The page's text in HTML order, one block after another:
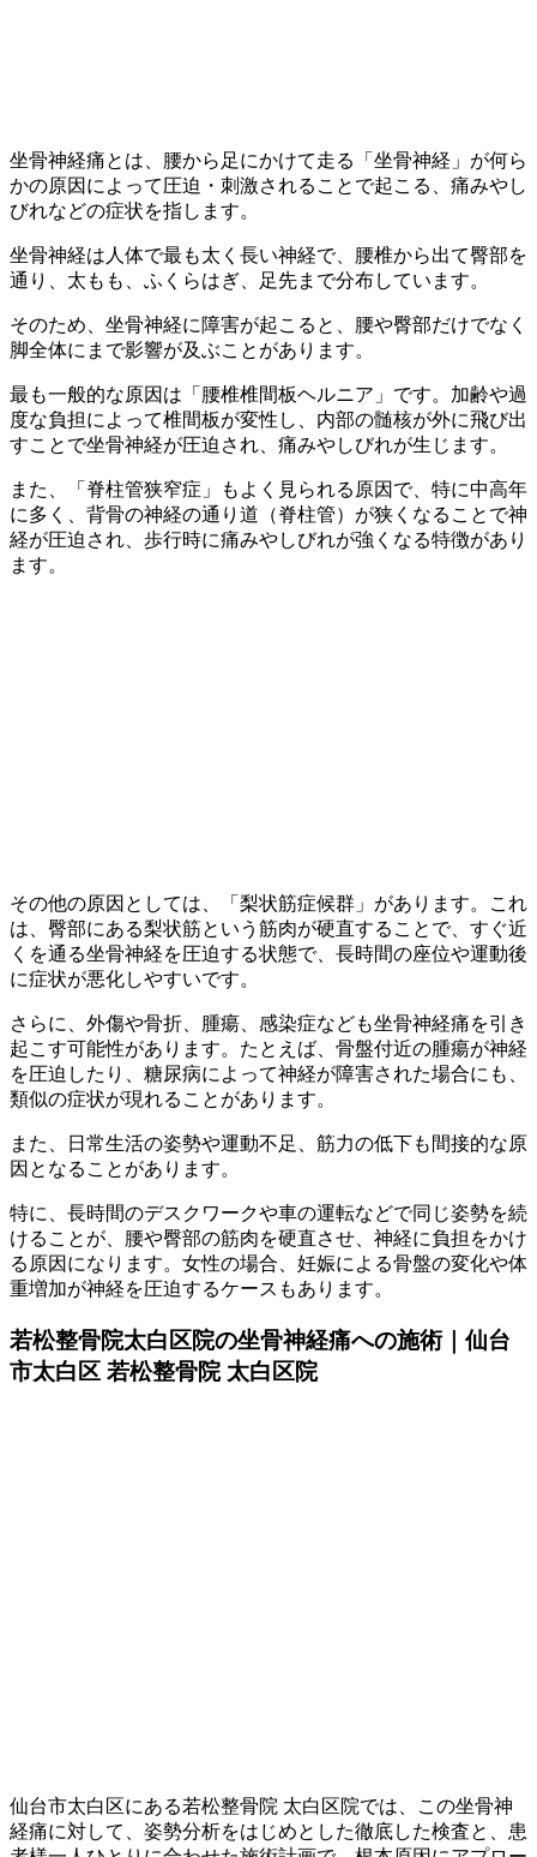
坐骨神経痛とは、腰から足にかけて走る「坐骨神経」が何ら
かの原因によって圧迫・刺激されることで起こる、痛みやし
びれなどの症状を指します。
坐骨神経は人体で最も太く長い神経で、腰椎から出て臀部を
通り、太もも、ふくらはぎ、足先まで分布しています。
そのため、坐骨神経に障害が起こると、腰や臀部だけでなく
脚全体にまで影響が及ぶことがあります。
最も一般的な原因は「腰椎椎間板ヘルニア」です。加齢や過
度な負担によって椎間板が変性し、内部の髄核が外に飛び出
すことで坐骨神経が圧迫され、痛みやしびれが生じます。
また、「脊柱管狭窄症」もよく見られる原因で、特に中高年
に多く、背骨の神経の通り道（脊柱管）が狭くなることで神
経が圧迫され、歩行時に痛みやしびれが強くなる特徴があり
ます。
その他の原因としては、「梨状筋症候群」があります。これ
は、臀部にある梨状筋という筋肉が硬直することで、すぐ近
くを通る坐骨神経を圧迫する状態で、長時間の座位や運動後
に症状が悪化しやすいです。
さらに、外傷や骨折、腫瘍、感染症なども坐骨神経痛を引き
起こす可能性があります。たとえば、骨盤付近の腫瘍が神経
を圧迫したり、糖尿病によって神経が障害された場合にも、
類似の症状が現れることがあります。
また、日常生活の姿勢や運動不足、筋力の低下も間接的な原
因となることがあります。
特に、長時間のデスクワークや車の運転などで同じ姿勢を続
けることが、腰や臀部の筋肉を硬直させ、神経に負担をかけ
る原因になります。女性の場合、妊娠による骨盤の変化や体
重増加が神経を圧迫するケースもあります。
若松整骨院太白区院の坐骨神経痛への施術｜仙台
市太白区 若松整骨院 太白区院
仙台市太白区にある若松整骨院 太白区院では、この坐骨神
経痛に対して、姿勢分析をはじめとした徹底した検査と、患